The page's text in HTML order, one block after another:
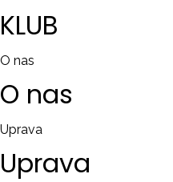
KLUB
O nas
O nas
Uprava
Uprava